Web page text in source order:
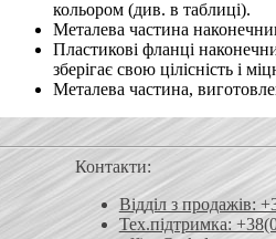
кольором (див. в таблиці).
Металева частина
Пластикові фланці
зберігає свою цілісність і
Металева частина,
Контакти:
Відділ з продажів:
Тех.підтримка: